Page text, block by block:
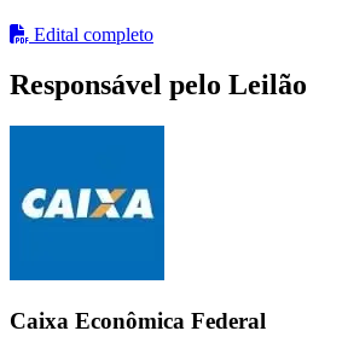
Edital completo
Responsável pelo Leilão
Caixa Econômica Federal